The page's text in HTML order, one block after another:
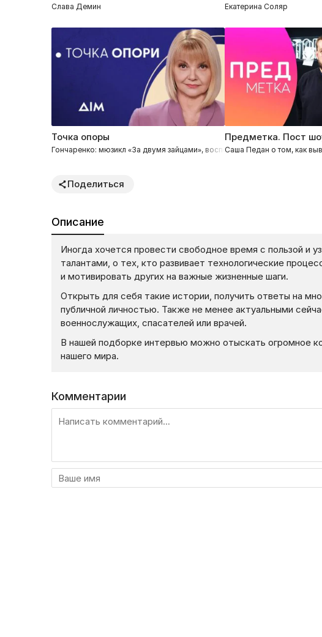
Слава Демин Екатерина Соляр
Точка опоры
Гончаренко: мюзикл «За двумя зайцами», воспоминания о Руслане
Предметка. Пост
Саша Педан о том, как
Поделиться
Описание
Иногда хочется провести свободное время с пользой
талантами, о тех, кто развивает технологические
и мотивировать других на важные жизненные шаги.
Открыть для себя такие истории, получить ответы на
публичной личностью. Также не менее актуальными
военнослужащих, спасателей или врачей.
В нашей подборке интервью можно отыскать огромное
нашего мира.
Комментарии